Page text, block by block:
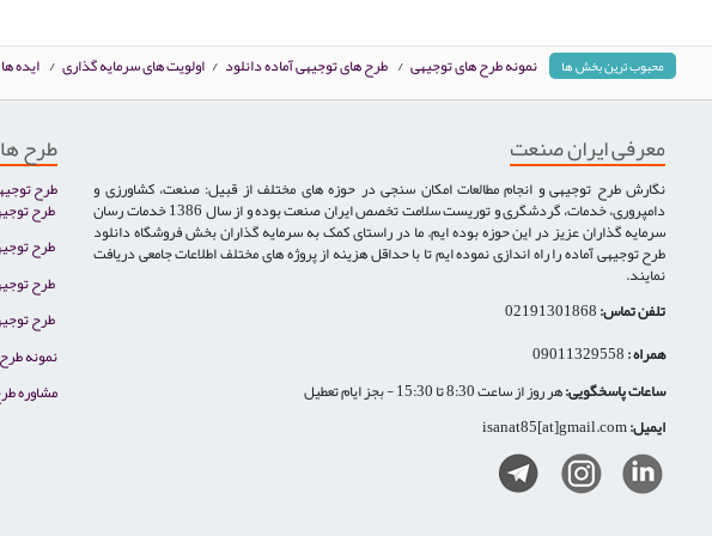
محبوب ترین بخش ها نمونه طرح های توجیهی / طرح های توجیهی آماده دانلود / اولویت های سرمایه گذاری / ایده ها
طرح
طرح
طرح
طرح
طرح
طرح
نمونه
مشاوره
معرفی ایران صنعت
نگارش طرح توجیهی و انجام مطالعات امکان سنجی در حوزه های مختلف از قبیل: صنعت، کشاورزی و
دامپروری، خدمات، گردشگری و توریست سلامت تخصص ایران صنعت بوده و از سال 1386 خدمات رسان
سرمایه گذاران عزیز در این حوزه بوده ایم. ما در راستای کمک به سرمایه گذاران بخش فروشگاه دانلود
طرح توجیهی آماده را راه اندازی نموده ایم تا با حداقل هزینه از پروژه های مختلف اطلاعات جامعی دریافت
نمایند.
تلفن تماس:
همراه :
ساعات پاسخگویی:هر روز از ساعت 8:30 تا 15:30 - بجز ایام تعطیل
ایمیل: